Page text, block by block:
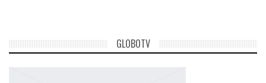
GLOBOTV